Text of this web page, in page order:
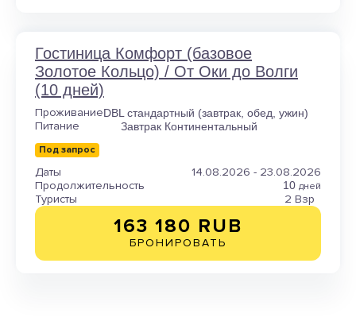
Гостиница Комфорт (базовое
Золотое Кольцо) / От Оки до Волги
(10 дней)
ПроживаниеDBL стандартный (завтрак, обед, ужин)
Питание Завтрак Континентальный
Под запрос
Даты
14.08.2026 - 23.08.2026
Продолжительность
10 дней
Туристы 2 Взр
163 180 RUB
БРОНИРОВАТЬ